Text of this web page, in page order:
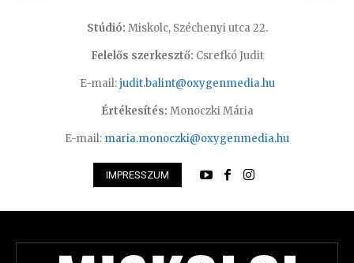
Stúdió: Miskolc, Széchenyi utca 22.
Felelős szerkesztő: Csrefkó Judit
E-mail:judit.balint@oxygenmedia.hu
Értékesítés: Monoczki Mária
E-mail: maria.monoczki@oxygenmedia.hu
IMPRESSZUM